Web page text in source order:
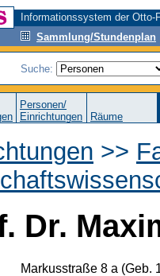
Informationssystem der
Sammlung/Stundenplan
Suche:
Personen/
Einrichtungen
Räume
>>
Dr.
Markusstraße 8 a (Geb.